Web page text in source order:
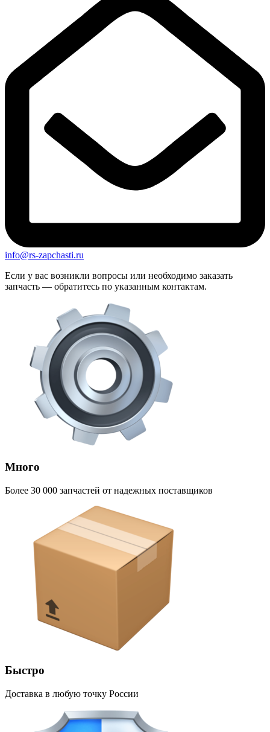
info@rs-zapchasti.ru
Если у вас возникли вопросы или необходимо заказать
запчасть — обратитесь по указанным контактам.
Много
Более 30 000 запчастей от надежных поставщиков
Быстро
Доставка в любую точку России